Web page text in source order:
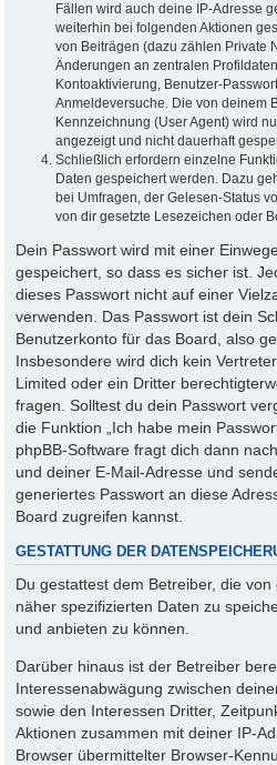
Fällen wird auch deine IP-Adresse
weiterhin bei folgenden Aktionen
von Beiträgen (dazu zählen Private
Änderungen an zentralen
Kontoaktivierung, Benutzer-
Anmeldeversuche. Die von deinem
Kennzeichnung (User Agent) wird
angezeigt und nicht dauerhaft
Schließlich erfordern einzelne
Daten gespeichert werden. Dazu
bei Umfragen, der Gelesen-Status
von dir gesetzte Lesezeichen oder
Dein Passwort wird mit einer
gespeichert, so dass es sicher ist.
dieses Passwort nicht auf einer
verwenden. Das Passwort ist dein
Benutzerkonto für das Board, also
Insbesondere wird dich kein
Limited oder ein Dritter
fragen. Solltest du dein Passwort
die Funktion „Ich habe mein
phpBB-Software fragt dich dann
und deiner E-Mail-Adresse und
generiertes Passwort an diese
Board zugreifen kannst.
GESTATTUNG DER
Du gestattest dem Betreiber, die
näher spezifizierten Daten zu
und anbieten zu können.
Darüber hinaus ist der Betreiber
Interessenabwägung zwischen
sowie den Interessen Dritter,
Aktionen zusammen mit deiner IP-
Browser übermittelter Browser-